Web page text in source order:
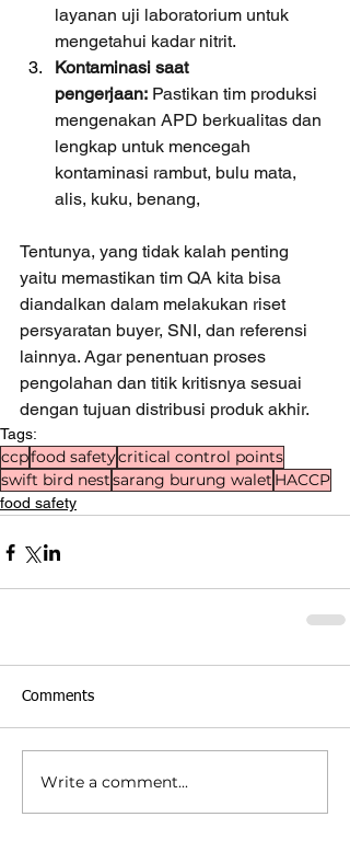
layanan uji laboratorium untuk
mengetahui kadar nitrit.
Kontaminasi saat
pengerjaan: Pastikan tim produksi
mengenakan APD berkualitas dan
lengkap untuk mencegah
kontaminasi rambut, bulu mata,
alis, kuku, benang,
Tentunya, yang tidak kalah penting
yaitu memastikan tim QA kita bisa
diandalkan dalam melakukan riset
persyaratan buyer, SNI, dan referensi
lainnya. Agar penentuan proses
pengolahan dan titik kritisnya sesuai
dengan tujuan distribusi produk akhir.
Tags:
ccpfood safetycritical control points
swift bird nestsarang burung walet HACCP
food safety
Comments
Write a comment...